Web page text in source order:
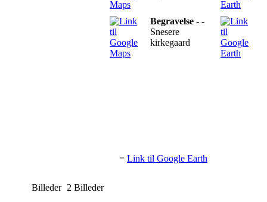
Begravelse - -
Snesere
kirkegaard
= Link til Google Earth
Billeder 2 Billeder